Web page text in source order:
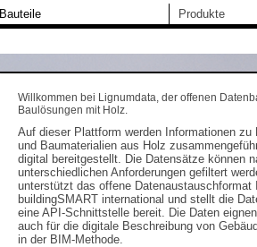
Bauteile Produkte
Willkommen bei Lignumdata, der offenen
Baulösungen mit Holz.
Auf dieser Plattform werden Informationen zu
und Baumaterialien aus Holz
digital bereitgestellt. Die Datensätze können
unterschiedlichen Anforderungen gefiltert
unterstützt das offene Datenaustauschformat
buildingSMART international und stellt die
eine API-Schnittstelle bereit. Die Daten
auch für die digitale Beschreibung von
in der BIM-Methode.